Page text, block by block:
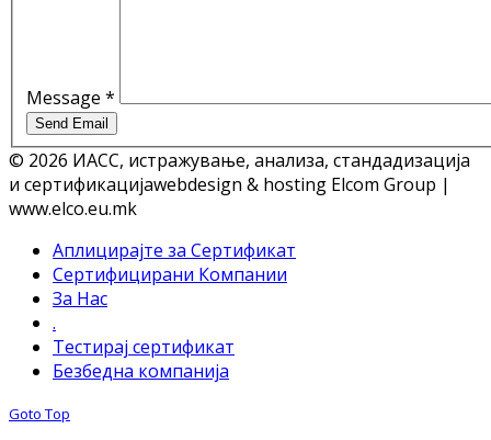
Message *
Send Email
© 2026 ИАСС, истражување, анализа, стандадизација
и сертификацијаwebdesign & hosting Elcom Group |
www.elco.eu.mk
Аплицирајте за Сертификат
Сертифицирани Компании
За Нас
.
Тестирај сертификат
Безбедна компанија
Goto Top